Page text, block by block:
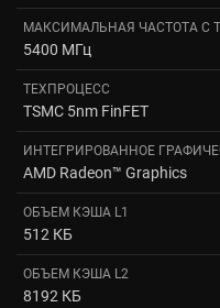
МАКСИМАЛЬНАЯ ЧАСТОТА С
5400 МГц
ТЕХПРОЦЕСС
TSMC 5nm FinFET
ИНТЕГРИРОВАННОЕ
AMD Radeon™ Graphics
ОБЪЕМ КЭША L1
512 КБ
ОБЪЕМ КЭША L2
8192 КБ